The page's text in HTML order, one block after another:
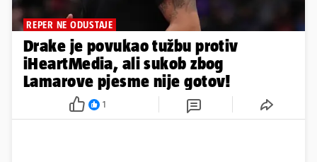
REPER NE ODUSTAJE
Drake je povukao tužbu protiv
iHeartMedia, ali sukob zbog
Lamarove pjesme nije gotov!
1